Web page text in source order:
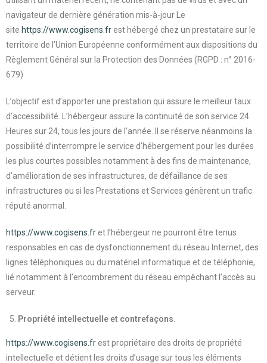
navigateur de dernière génération mis-à-jour Le
site https://www.cogisens.frest hébergé chez un prestataire sur le
territoire de l’Union Européenne conformément aux dispositions du
Règlement Général sur la Protection des Données (RGPD : n° 2016-
679)
L’objectif est d’apporter une prestation qui assure le meilleur taux
d’accessibilité. L’hébergeur assure la continuité de son service 24
Heures sur 24, tous les jours de l’année. Il se réserve néanmoins la
possibilité d’interrompre le service d’hébergement pour les durées
les plus courtes possibles notamment à des fins de maintenance,
d’amélioration de ses infrastructures, de défaillance de ses
infrastructures ou si les Prestations et Services génèrent un trafic
réputé anormal.
https://www.cogisens.fret l’hébergeur ne pourront être tenus
responsables en cas de dysfonctionnement du réseau Internet, des
lignes téléphoniques ou du matériel informatique et de téléphonie,
lié notamment à l’encombrement du réseau empêchant l’accès au
serveur.
Propriété intellectuelle et contrefaçons.
https://www.cogisens.frest propriétaire des droits de propriété
intellectuelle et détient les droits d’usage sur tous les éléments